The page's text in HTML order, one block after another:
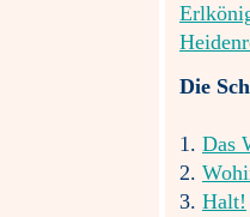
Die
1. Das
2.
3. Halt!